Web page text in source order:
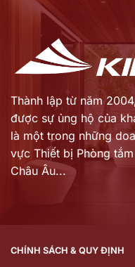
Thành lập từ năm
được sự ủng hộ của
là một trong những
vực Thiết bị Phòng
Châu Âu...
CHÍNH SÁCH & QUY ĐỊNH